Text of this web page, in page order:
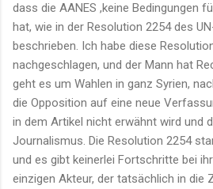
dass die AANES ,keine Bedingungen
hat, wie in der Resolution 2254 des
beschrieben. Ich habe diese
nachgeschlagen, und der Mann hat
geht es um Wahlen in ganz Syrien,
die Opposition auf eine neue
in dem Artikel nicht erwähnt wird und
Journalismus. Die Resolution 2254
und es gibt keinerlei Fortschritte bei
einzigen Akteur, der tatsächlich in die